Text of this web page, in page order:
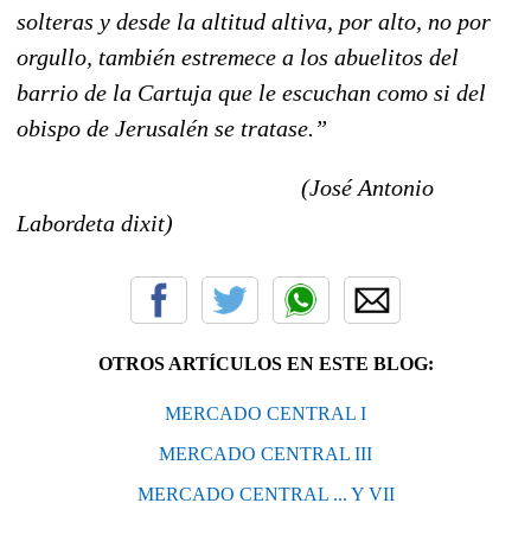
solteras y desde la altitud altiva, por alto, no por
orgullo, también estremece a los abuelitos del
barrio de la Cartuja que le escuchan como si del
obispo de Jerusalén se tratase.”
(José Antonio
Labordeta dixit)
OTROS ARTÍCULOS EN ESTE BLOG:
MERCADO CENTRAL I
MERCADO CENTRAL III
MERCADO CENTRAL ... Y VII